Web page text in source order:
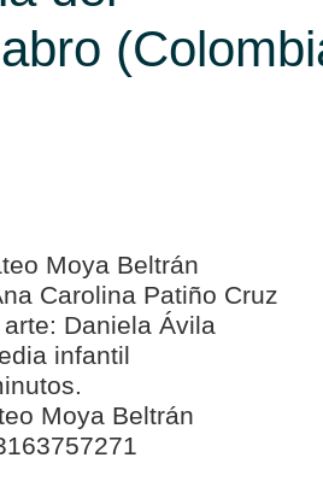
Moya Beltrán
Carolina Patiño Cruz
Daniela Ávila
infantil
Moya Beltrán